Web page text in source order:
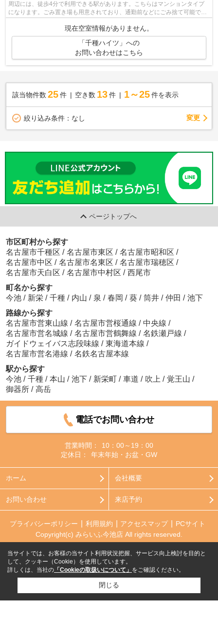
周辺には、徒歩4分で利用できる駅があります。こちらはマンションタイプ
になります。ごみ置き場も用意されており、通勤前などにごみ捨て可能で
現在空室情報がありません。
「千種ハイツ」への
お問い合わせはこちら
該当物件数 25件 空き数 13 件 1～25 件を表示
絞り込み条件： なし 変更
ページトップへ
市区町村から探す
名古屋市千種区 / 名古屋市東区 / 名古屋市昭和区 /
名古屋市中区 / 名古屋市名東区 / 名古屋市瑞穂区 /
名古屋市天白区 / 名古屋市中村区 / 西尾市
町名から探す
今池 / 新栄 / 千種 / 内山 / 泉 / 春岡 / 葵 / 筒井 / 仲田 / 池下
路線から探す
名古屋市営東山線 / 名古屋市営桜通線 / 中央線 /
名古屋市営名城線 / 名古屋市営鶴舞線 / 名鉄瀬戸線 /
ガイドウェイバス志段味線 / 東海道本線 /
名古屋市営名港線 / 名鉄名古屋本線
駅から探す
今池 / 千種 / 本山 / 池下 / 新栄町 / 車道 / 吹上 / 覚王山 /
御器所 / 高岳
電話でお問い合わせ
営業時間：
10：00～19：00
定休日：
年末年始・お盆・GW
ホーム 会社概要
お問い合わせ 来店予約
プライバシーポリシー 利用規約 アクセスマップ
PCサイト
Copyright(c) みらいふ今池店 All rights reserved.
当サイトでは、お客様の当サイト利用状況把握、サービス向上検討を目的と
して、クッキー（Cookie）を使用しています。
詳しくは、当社の 「Cookieの取扱いについて」 をご確認ください。
閉じる